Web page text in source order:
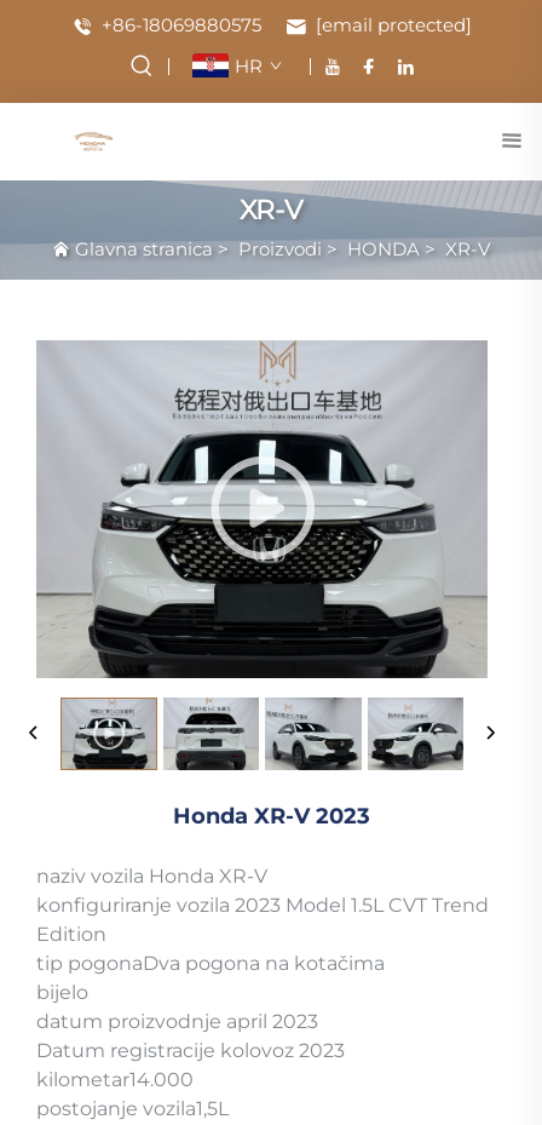
+86-18069880575
[email protected]
HR
XR-V
Glavna stranica > Proizvodi > HONDA > XR-V
Honda XR-V 2023
naziv vozila Honda XR-V
konfiguriranje vozila 2023 Model 1.5L CVT Trend
Edition
tip pogonaDva pogona na kotačima
bijelo
datum proizvodnje april 2023
Datum registracije kolovoz 2023
kilometar14.000
postojanje vozila1,5L